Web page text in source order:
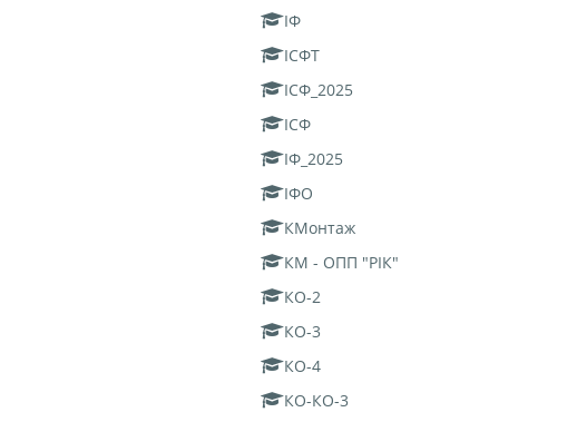
ІФ
ІСФТ
ІСФ_2025
ІСФ
ІФ_2025
ІФО
КМонтаж
КМ - ОПП "РІК"
КО-2
КО-3
КО-4
КО-КО-3